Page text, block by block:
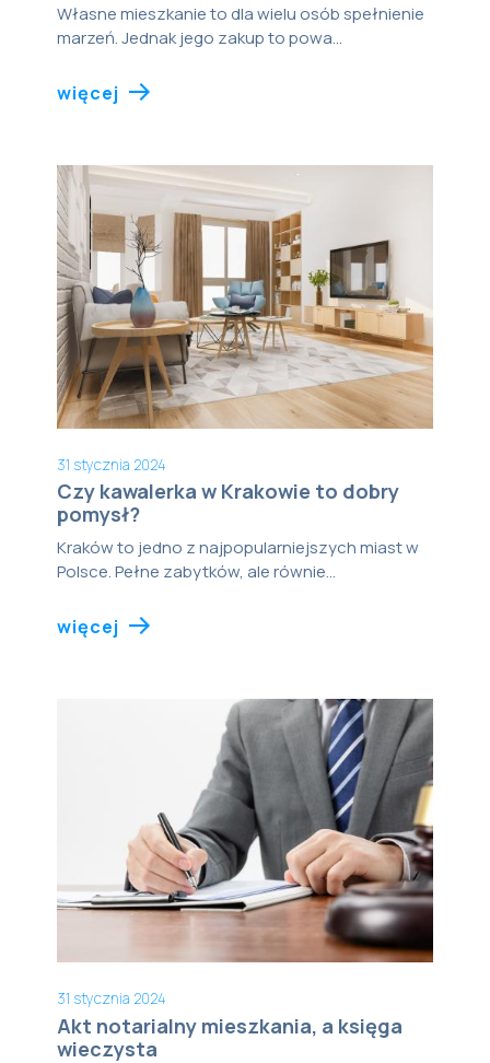
Własne mieszkanie to dla wielu osób spełnienie
marzeń. Jednak jego zakup to powa...
więcej
31 stycznia 2024
Czy kawalerka w Krakowie to dobry
pomysł?
Kraków to jedno z najpopularniejszych miast w
Polsce. Pełne zabytków, ale równie...
więcej
31 stycznia 2024
Akt notarialny mieszkania, a księga
wieczysta